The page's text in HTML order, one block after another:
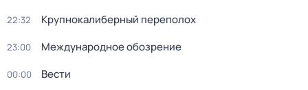
22:32 Крупнокалиберный переполох
23:00 Международное обозрение
00:00 Вести